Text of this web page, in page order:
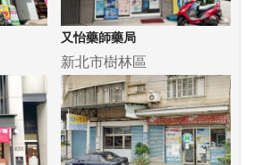
又怡藥師藥局
新北市樹林區